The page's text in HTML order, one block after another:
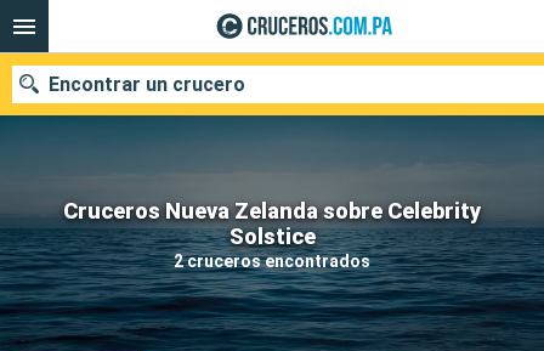
Cruceros Nueva Zelanda sobre Celebrity
Solstice
2 cruceros encontrados
Encontrar un crucero
Nuestros destinos
Fecha de salida
Puertos Compañías